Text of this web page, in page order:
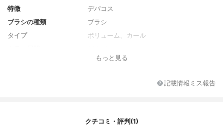
特徴
デパコス
ブラシの種類
ブラシ
タイプ
ボリューム、カール
ウォータープルーフ
もっと見る
記載情報ミス報告
クチコミ・評判(1)